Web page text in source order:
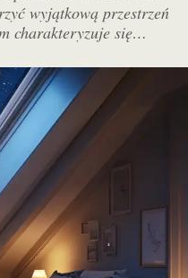
wyjątkową przestrzeń
charakteryzuje się…